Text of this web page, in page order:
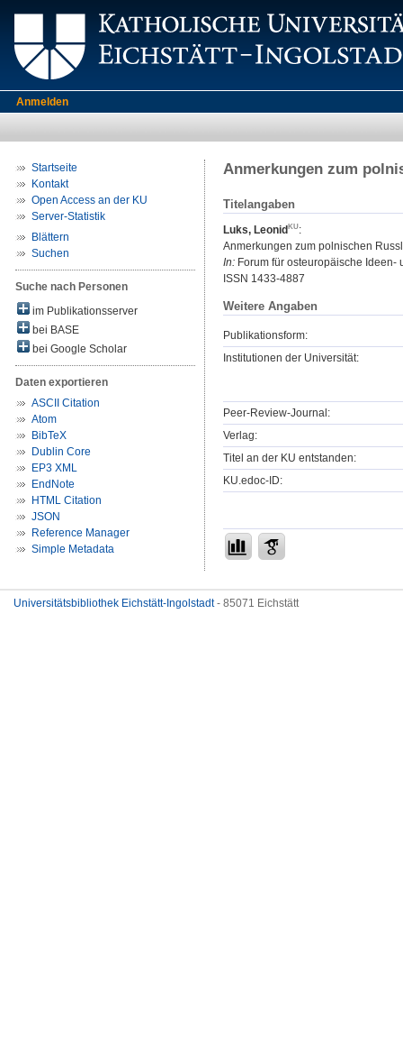
Anmelden
Startseite
Kontakt
Open Access an der KU
Server-Statistik
Blättern
Suchen
Suche nach Personen
im Publikationsserver
bei BASE
bei Google Scholar
Daten exportieren
ASCII Citation
Atom
BibTeX
Dublin Core
EP3 XML
EndNote
HTML Citation
JSON
Reference Manager
Simple Metadata
Anmerkungen zum
Titelangaben
Luks, Leonid
:
Anmerkungen zum polnischen
In: Forum für osteuropäische Ideen-
ISSN 1433-4887
Weitere Angaben
Publikationsform:
Institutionen der Universität:
Peer-Review-Journal:
Verlag:
Titel an der KU entstanden:
KU.edoc-ID:
Universitätsbibliothek Eichstätt-Ingolstadt- 85071 Eichstätt